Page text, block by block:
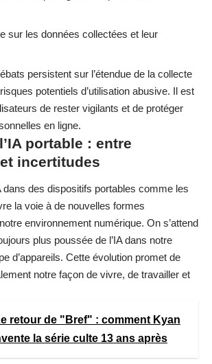
sur les données collectées et leur
persistent sur l’étendue de la collecte
potentiels d’utilisation abusive. Il est
de rester vigilants et de protéger
en ligne.
portable : entre
incertitudes
dans des dispositifs portables comme les
la voie à de nouvelles formes
environnement numérique. On s’attend
plus poussée de l’IA dans notre
d’appareils. Cette évolution promet de
notre façon de vivre, de travailler et
retour de "Bref" : comment Kyan
la série culte 13 ans après